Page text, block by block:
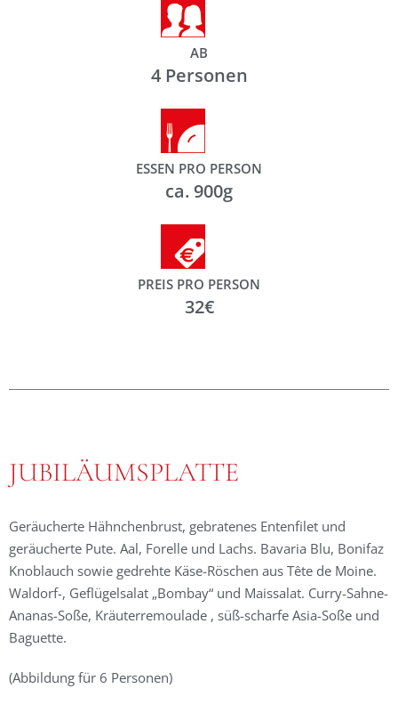
AB
4 Personen
ESSEN PRO PERSON
ca. 900g
PREIS PRO PERSON
32€
JUBILÄUMSPLATTE
Geräucherte Hähnchenbrust, gebratenes Entenfilet und
geräucherte Pute. Aal, Forelle und Lachs. Bavaria Blu, Bonifaz
Knoblauch sowie gedrehte Käse-Röschen aus Tête de Moine.
Waldorf-, Geflügelsalat „Bombay“ und Maissalat. Curry-Sahne-
Ananas-Soße, Kräuterremoulade , süß-scharfe Asia-Soße und
Baguette.
(Abbildung für 6 Personen)